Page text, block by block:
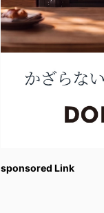
sponsored Link